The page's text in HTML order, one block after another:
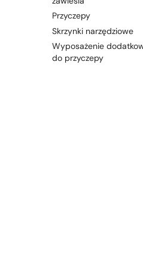
Przyczepy
Skrzynki narzędziowe
Wyposażenie
do przyczepy